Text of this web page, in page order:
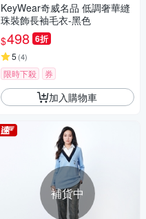
KeyWear奇威名品 低調奢華縫
珠裝飾長袖毛衣-黑色
$498 6折
5 (4)
限時下殺 券
加入購物車
補貨中